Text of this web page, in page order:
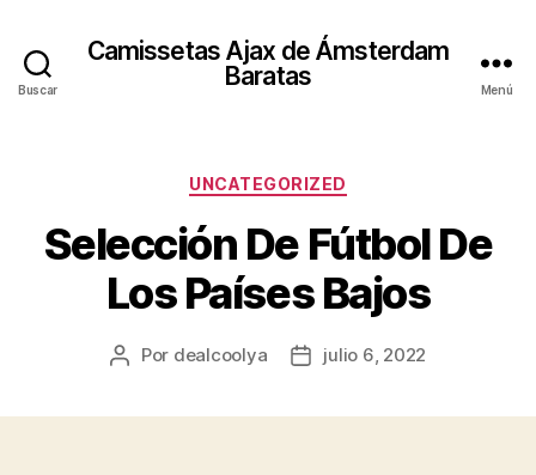
Buscar
Camissetas Ajax de Ámsterdam
Baratas
Menú
Categorías
UNCATEGORIZED
Selección De Fútbol De
Los Países Bajos
Autor
Por dealcoolya
Fechajulio 6, 2022